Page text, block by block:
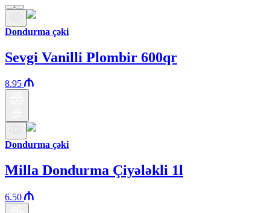
Dondurma çəki
Sevgi Vanilli Plombir 600qr
8.95
Dondurma çəki
Milla Dondurma Çiyələkli 1l
6.50